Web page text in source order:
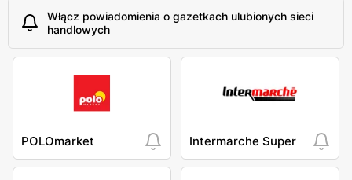
Włącz powiadomienia o gazetkach ulubionych sieci
handlowych
POLOmarket Intermarche Super